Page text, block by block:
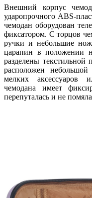
Внешний корпус
ударопрочного ABS-
чемодан оборудован
фиксатором. С торцов
ручки и небольшие
царапин в положении
разделены
расположен
мелких аксессуаров
чемодана имеет
перепуталась и не